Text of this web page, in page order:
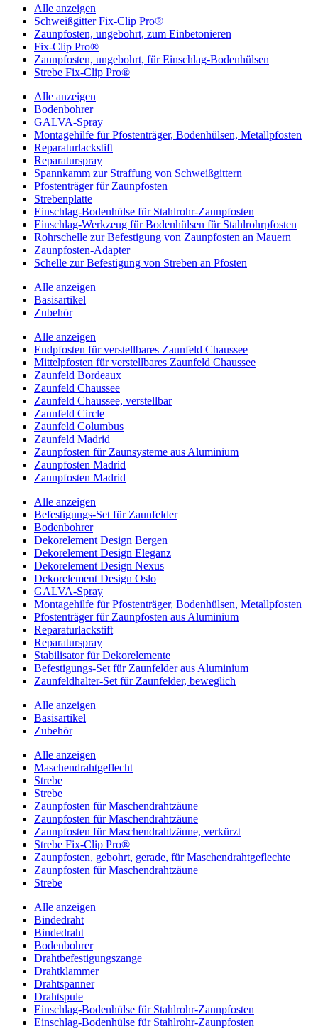
Alle anzeigen
Schweißgitter Fix-Clip Pro®
Zaunpfosten, ungebohrt, zum Einbetonieren
Fix-Clip Pro®
Zaunpfosten, ungebohrt, für Einschlag-Bodenhülsen
Strebe Fix-Clip Pro®
Alle anzeigen
Bodenbohrer
GALVA-Spray
Montagehilfe für Pfostenträger, Bodenhülsen, Metallpfosten
Reparaturlackstift
Reparaturspray
Spannkamm zur Straffung von Schweißgittern
Pfostenträger für Zaunpfosten
Strebenplatte
Einschlag-Bodenhülse für Stahlrohr-Zaunpfosten
Einschlag-Werkzeug für Bodenhülsen für Stahlrohrpfosten
Rohrschelle zur Befestigung von Zaunpfosten an Mauern
Zaunpfosten-Adapter
Schelle zur Befestigung von Streben an Pfosten
Alle anzeigen
Basisartikel
Zubehör
Alle anzeigen
Endpfosten für verstellbares Zaunfeld Chaussee
Mittelpfosten für verstellbares Zaunfeld Chaussee
Zaunfeld Bordeaux
Zaunfeld Chaussee
Zaunfeld Chaussee, verstellbar
Zaunfeld Circle
Zaunfeld Columbus
Zaunfeld Madrid
Zaunpfosten für Zaunsysteme aus Aluminium
Zaunpfosten Madrid
Zaunpfosten Madrid
Alle anzeigen
Befestigungs-Set für Zaunfelder
Bodenbohrer
Dekorelement Design Bergen
Dekorelement Design Eleganz
Dekorelement Design Nexus
Dekorelement Design Oslo
GALVA-Spray
Montagehilfe für Pfostenträger, Bodenhülsen, Metallpfosten
Pfostenträger für Zaunpfosten aus Aluminium
Reparaturlackstift
Reparaturspray
Stabilisator für Dekorelemente
Befestigungs-Set für Zaunfelder aus Aluminium
Zaunfeldhalter-Set für Zaunfelder, beweglich
Alle anzeigen
Basisartikel
Zubehör
Alle anzeigen
Maschendrahtgeflecht
Strebe
Strebe
Zaunpfosten für Maschendrahtzäune
Zaunpfosten für Maschendrahtzäune
Zaunpfosten für Maschendrahtzäune, verkürzt
Strebe Fix-Clip Pro®
Zaunpfosten, gebohrt, gerade, für Maschendrahtgeflechte
Zaunpfosten für Maschendrahtzäune
Strebe
Alle anzeigen
Bindedraht
Bindedraht
Bodenbohrer
Drahtbefestigungszange
Drahtklammer
Drahtspanner
Drahtspule
Einschlag-Bodenhülse für Stahlrohr-Zaunpfosten
Einschlag-Bodenhülse für Stahlrohr-Zaunpfosten